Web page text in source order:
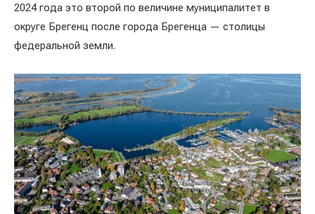
2024 года это второй по величине муниципалитет в
округе Брегенц после города Брегенца — столицы
федеральной земли.